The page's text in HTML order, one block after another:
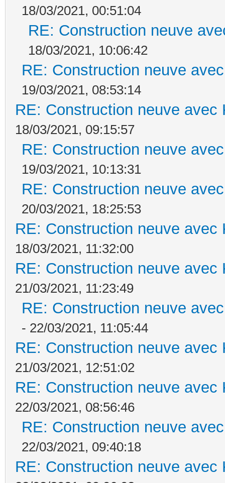
18/03/2021, 00:51:04
RE: Construction neuve
18/03/2021, 10:06:42
RE: Construction neuve
19/03/2021, 08:53:14
RE: Construction neuve avec
18/03/2021, 09:15:57
RE: Construction neuve
19/03/2021, 10:13:31
RE: Construction neuve
20/03/2021, 18:25:53
RE: Construction neuve avec
18/03/2021, 11:32:00
RE: Construction neuve avec
21/03/2021, 11:23:49
RE: Construction neuve
- 22/03/2021, 11:05:44
RE: Construction neuve avec
21/03/2021, 12:51:02
RE: Construction neuve avec
22/03/2021, 08:56:46
RE: Construction neuve
22/03/2021, 09:40:18
RE: Construction neuve avec